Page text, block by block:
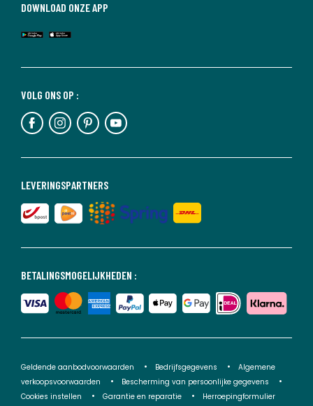
BETALINGSMOGELIJKHEDEN :
LEVERINGSPARTNERS
VOLG ONS OP :
DOWNLOAD ONZE APP
Geldende aanbodvoorwaarden Bedrijfsgegevens
Algemene
verkoopsvoorwaarden
Bescherming van persoonlijke gegevens
Cookies instellen
Garantie en reparatie Herroepingformulier